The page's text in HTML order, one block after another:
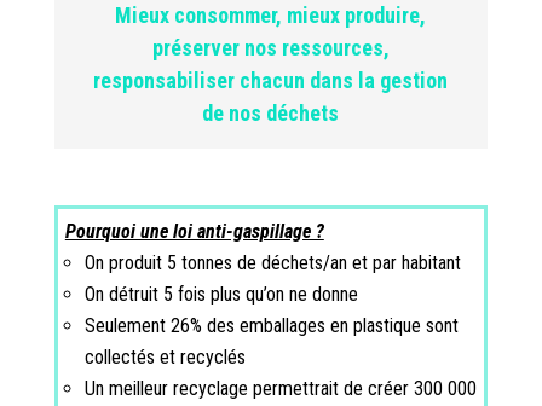
Mieux consommer, mieux produire,
préserver nos ressources,
responsabiliser chacun dans la gestion
de nos déchets
Pourquoi une loi anti-gaspillage ?
On produit 5 tonnes de déchets/an et par habitant
On détruit 5 fois plus qu’on ne donne
Seulement 26% des emballages en plastique sont
collectés et recyclés
Un meilleur recyclage permettrait de créer 300 000